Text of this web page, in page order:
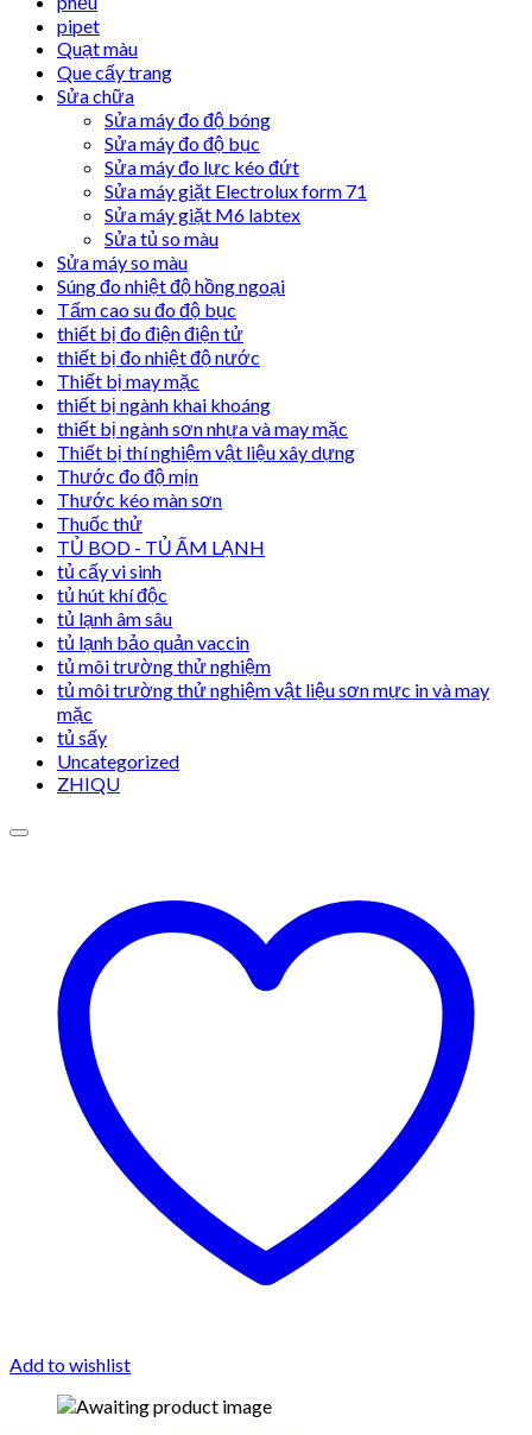
pipet
Quạt màu
Que cấy trang
Sửa chữa
Sửa máy đo độ bóng
Sửa máy đo độ bục
Sửa máy đo lực kéo đứt
Sửa máy giặt Electrolux form 71
Sửa máy giặt M6 labtex
Sửa tủ so màu
Sửa máy so màu
Súng đo nhiệt độ hồng ngoại
Tấm cao su đo độ bục
thiết bị đo điện điện tử
thiết bị đo nhiệt độ nước
Thiết bị may mặc
thiết bị ngành khai khoáng
thiết bị ngành sơn nhựa và may mặc
Thiết bị thí nghiệm vật liệu xây dựng
Thước đo độ mịn
Thước kéo màn sơn
Thuốc thử
TỦ BOD - TỦ ẤM LẠNH
tủ cấy vi sinh
tủ hút khí độc
tủ lạnh âm sâu
tủ lạnh bảo quản vaccin
tủ môi trường thử nghiệm
tủ môi trường thử nghiệm vật liệu sơn mực in và may
mặc
tủ sấy
Uncategorized
ZHIQU
Add to wishlist